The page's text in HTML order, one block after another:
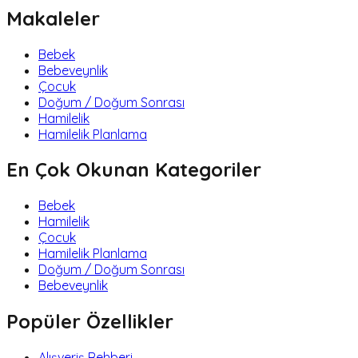
Makaleler
Bebek
Bebeveynlik
Çocuk
Doğum / Doğum Sonrası
Hamilelik
Hamilelik Planlama
En Çok Okunan Kategoriler
Bebek
Hamilelik
Çocuk
Hamilelik Planlama
Doğum / Doğum Sonrası
Bebeveynlik
Popüler Özellikler